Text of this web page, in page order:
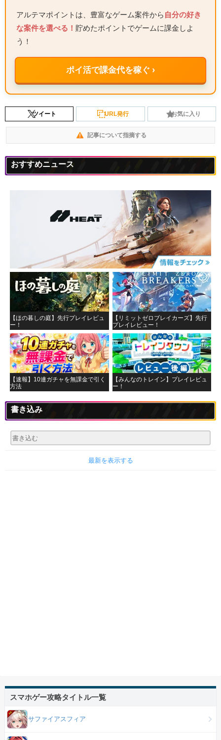
アルテマポイントは、豊富なゲーム案件から 自分の好き
な案件を選べる！ 貯めたポイントでゲームに課金しよ
う！
ポイ活で課金代を稼ぐ ›
ツイート URL発行 お気に入り
記事について指摘する
おすすめニュース
【ほの暮しの庭】先行プレイレビュ
ー！
【リミットゼロブレイカーズ】先行
プレイレビュー！
【速報】10連ガチャを無課金で引く
方法
【みんなのトレイン】プレイレビュ
ー！
書き込み
最新を表示する
スマホゲー攻略タイトル一覧
サファイアスフィア